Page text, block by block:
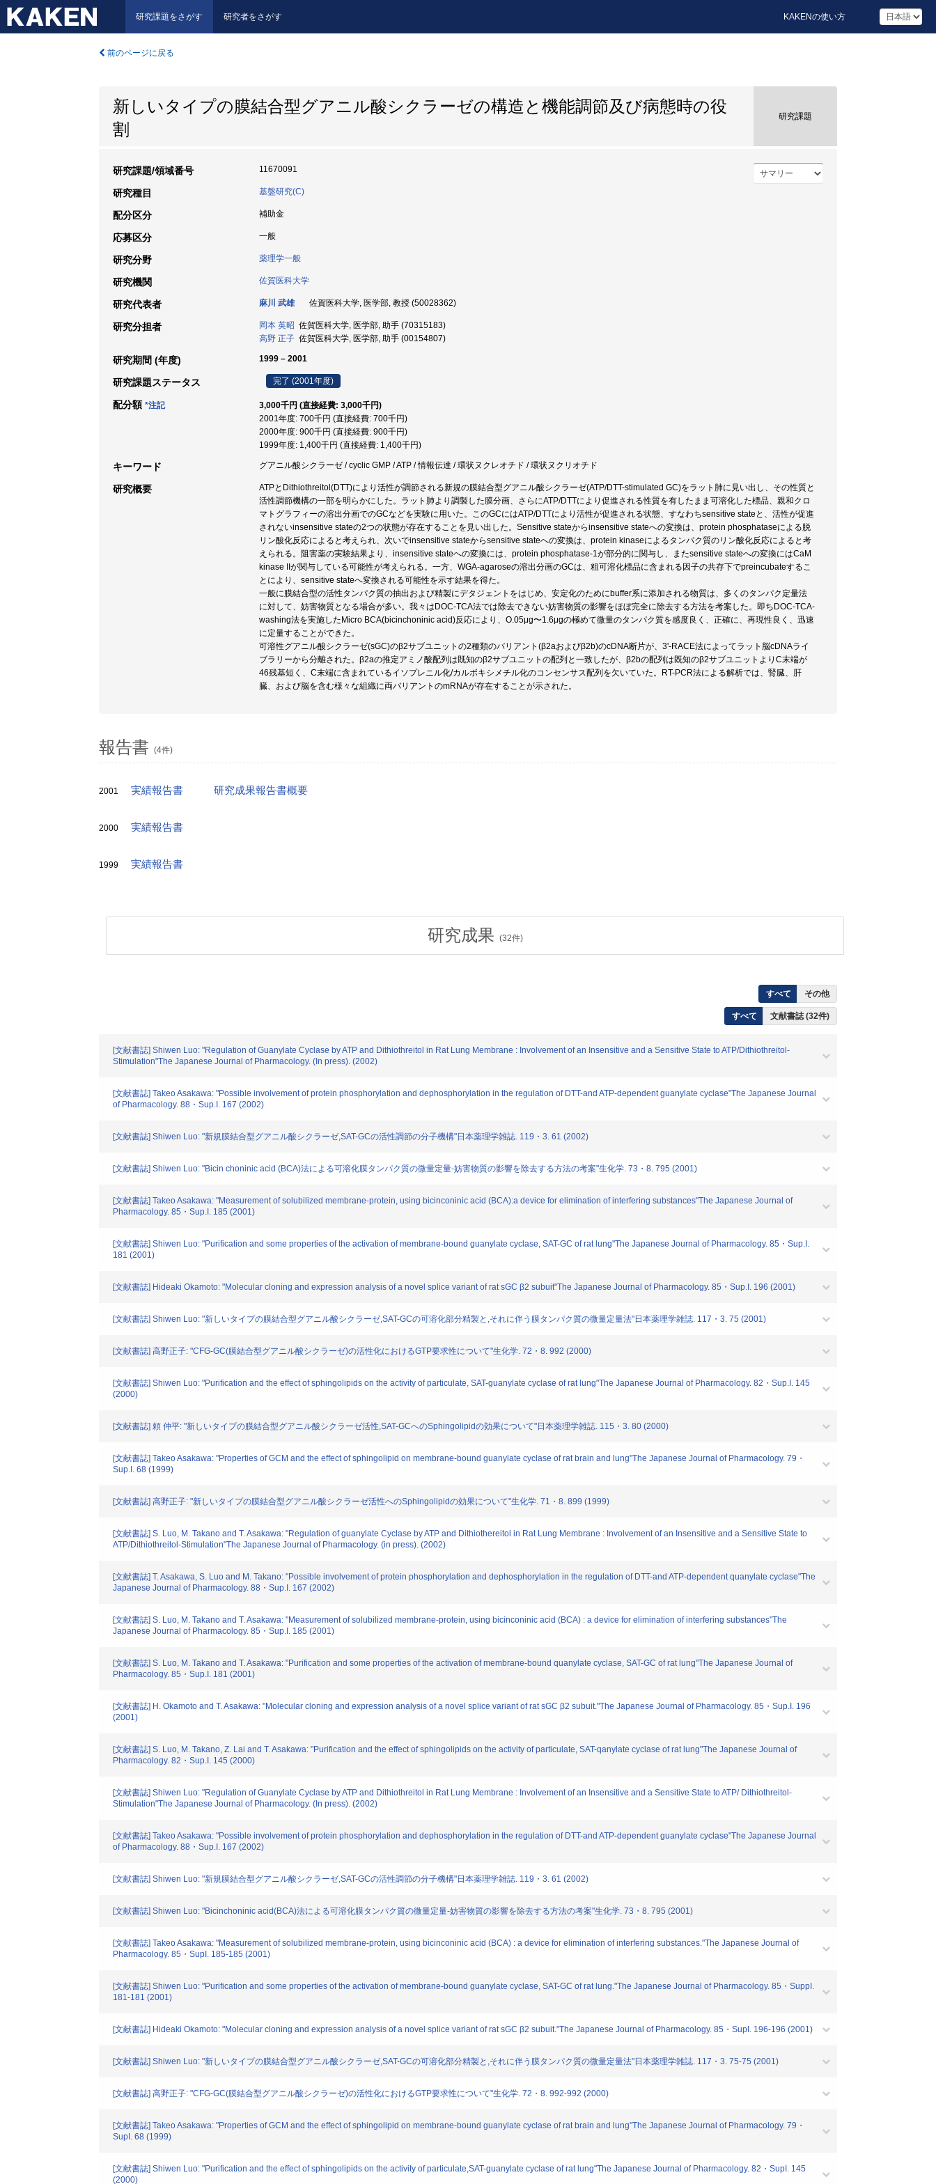
研究課題をさがす 研究者をさがす KAKENの使い方
前のページに戻る
新しいタイプの膜結合型グアニル酸シクラーゼの構造と機能調節及び病態時の役
割
研究課題
研究課題/領域番号 11670091
研究種目 基盤研究(C)
配分区分 補助金
応募区分 一般
研究分野 薬理学一般
研究機関 佐賀医科大学
研究代表者 麻川 武雄 佐賀医科大学, 医学部, 教授 (50028362)
研究分担者 岡本 英昭 佐賀医科大学, 医学部, 助手 (70315183)
高野 正子 佐賀医科大学, 医学部, 助手 (00154807)
研究期間 (年度) 1999 – 2001
研究課題ステータス 完了 (2001年度)
配分額 *注記
3,000千円 (直接経費: 3,000千円)
2001年度: 700千円 (直接経費: 700千円)
2000年度: 900千円 (直接経費: 900千円)
1999年度: 1,400千円 (直接経費: 1,400千円)
キーワード グアニル酸シクラーゼ / cyclic GMP / ATP / 情報伝達 / 環状ヌクレオチド / 環状ヌクリオチド
研究概要
ATPとDithiothreitol(DTT)により活性が調節される新規の膜結合型グアニル酸シクラーゼ(ATP/DTT-stimulated GC)をラット肺に見い出し、その性質と
活性調節機構の一部を明らかにした。ラット肺より調製した膜分画、さらにATP/DTTにより促進される性質を有したまま可溶化した標品、親和クロ
マトグラフィーの溶出分画でのGCなどを実験に用いた。このGCにはATP/DTTにより活性が促進される状態、すなわちsensitive stateと、活性が促進
されないinsensitive stateの2つの状態が存在することを見い出した。Sensitive stateからinsensitive stateへの変換は、protein phosphataseによる脱
リン酸化反応によると考えられ、次いでinsensitive stateからsensitive stateへの変換は、protein kinaseによるタンパク質のリン酸化反応によると考
えられる。阻害薬の実験結果より、insensitive stateへの変換には、protein phosphatase-1が部分的に関与し、またsensitive stateへの変換にはCaM
kinase IIが関与している可能性が考えられる。一方、WGA-agaroseの溶出分画のGCは、粗可溶化標品に含まれる因子の共存下でpreincubateするこ
とにより、sensitive stateへ変換される可能性を示す結果を得た。
一般に膜結合型の活性タンパク質の抽出および精製にデタジェントをはじめ、安定化のためにbuffer系に添加される物質は、多くのタンパク定量法
に対して、妨害物質となる場合が多い。我々はDOC-TCA法では除去できない妨害物質の影響をほぼ完全に除去する方法を考案した。即ちDOC-TCA-
washing法を実施したMicro BCA(bicinchoninic acid)反応により、O.05μg〜1.6μgの極めて微量のタンパク質を感度良く、正確に、再現性良く、迅速
に定量することができた。
可溶性グアニル酸シクラーゼ(sGC)のβ2サブユニットの2種類のバリアント(β2aおよびβ2b)のcDNA断片が、3'-RACE法によってラット脳cDNAライ
ブラリーから分離された。β2aの推定アミノ酸配列は既知のβ2サブユニットの配列と一致したが、β2bの配列は既知のβ2サブユニットよりC末端が
46残基短く、C末端に含まれているイソプレニル化/カルボキシメチル化のコンセンサス配列を欠いていた。RT-PCR法による解析では、腎臓、肝
臓、および脳を含む様々な組織に両バリアントのmRNAが存在することが示された。
報告書 (4件)
2001 実績報告書 研究成果報告書概要
2000 実績報告書
1999 実績報告書
研究成果 (32件)
すべて その他
すべて 文献書誌 (32件)
[文献書誌] Shiwen Luo: "Regulation of Guanylate Cyclase by ATP and Dithiothreitol in Rat Lung Membrane : Involvement of an Insensitive and a Sensitive State to ATP/Dithiothreitol-
Stimulation"The Japanese Journal of Pharmacology. (In press). (2002)
[文献書誌] Takeo Asakawa: "Possible involvement of protein phosphorylation and dephosphorylation in the regulation of DTT-and ATP-dependent guanylate cyclase"The Japanese Journal
of Pharmacology. 88・Sup.I. 167 (2002)
[文献書誌] Shiwen Luo: "新規膜結合型グアニル酸シクラーゼ,SAT-GCの活性調節の分子機構"日本薬理学雑誌. 119・3. 61 (2002)
[文献書誌] Shiwen Luo: "Bicin choninic acid (BCA)法による可溶化膜タンパク質の微量定量-妨害物質の影響を除去する方法の考案"生化学. 73・8. 795 (2001)
[文献書誌] Takeo Asakawa: "Measurement of solubilized membrane-protein, using bicinconinic acid (BCA):a device for elimination of interfering substances"The Japanese Journal of
Pharmacology. 85・Sup.I. 185 (2001)
[文献書誌] Shiwen Luo: "Purification and some properties of the activation of membrane-bound guanylate cyclase, SAT-GC of rat lung"The Japanese Journal of Pharmacology. 85・Sup.I.
181 (2001)
[文献書誌] Hideaki Okamoto: "Molecular cloning and expression analysis of a novel splice variant of rat sGC β2 subuit"The Japanese Journal of Pharmacology. 85・Sup.I. 196 (2001)
[文献書誌] Shiwen Luo: "新しいタイプの膜結合型グアニル酸シクラーゼ,SAT-GCの可溶化部分精製と,それに伴う膜タンパク質の微量定量法"日本薬理学雑誌. 117・3. 75 (2001)
[文献書誌] 高野正子: "CFG-GC(膜結合型グアニル酸シクラーゼ)の活性化におけるGTP要求性について"生化学. 72・8. 992 (2000)
[文献書誌] Shiwen Luo: "Purification and the effect of sphingolipids on the activity of particulate, SAT-guanylate cyclase of rat lung"The Japanese Journal of Pharmacology. 82・Sup.I. 145
(2000)
[文献書誌] 頼 仲平: "新しいタイプの膜結合型グアニル酸シクラーゼ活性,SAT-GCへのSphingolipidの効果について"日本薬理学雑誌. 115・3. 80 (2000)
[文献書誌] Takeo Asakawa: "Properties of GCM and the effect of sphingolipid on membrane-bound guanylate cyclase of rat brain and lung"The Japanese Journal of Pharmacology. 79・
Sup.I. 68 (1999)
[文献書誌] 高野正子: "新しいタイプの膜結合型グアニル酸シクラーゼ活性へのSphingolipidの効果について"生化学. 71・8. 899 (1999)
[文献書誌] S. Luo, M. Takano and T. Asakawa: "Regulation of guanylate Cyclase by ATP and Dithiothereitol in Rat Lung Membrane : Involvement of an Insensitive and a Sensitive State to
ATP/Dithiothreitol-Stimulation"The Japanese Journal of Pharmacology. (in press). (2002)
[文献書誌] T. Asakawa, S. Luo and M. Takano: "Possible involvement of protein phosphorylation and dephosphorylation in the regulation of DTT-and ATP-dependent quanylate cyclase"The
Japanese Journal of Pharmacology. 88・Sup.I. 167 (2002)
[文献書誌] S. Luo, M. Takano and T. Asakawa: "Measurement of solubilized membrane-protein, using bicinconinic acid (BCA) : a device for elimination of interfering substances"The
Japanese Journal of Pharmacology. 85・Sup.I. 185 (2001)
[文献書誌] S. Luo, M. Takano and T. Asakawa: "Purification and some properties of the activation of membrane-bound quanylate cyclase, SAT-GC of rat lung"The Japanese Journal of
Pharmacology. 85・Sup.I. 181 (2001)
[文献書誌] H. Okamoto and T. Asakawa: "Molecular cloning and expression analysis of a novel splice variant of rat sGC β2 subuit."The Japanese Journal of Pharmacology. 85・Sup.I. 196
(2001)
[文献書誌] S. Luo, M. Takano, Z. Lai and T. Asakawa: "Purification and the effect of sphingolipids on the activity of particulate, SAT-qanylate cyclase of rat lung"The Japanese Journal of
Pharmacology. 82・Sup.I. 145 (2000)
[文献書誌] Shiwen Luo: "Regulation of Guanylate Cyclase by ATP and Dithiothreitol in Rat Lung Membrane : Involvement of an Insensitive and a Sensitive State to ATP/ Dithiothreitol-
Stimulation"The Japanese Journal of Pharmacology. (In press). (2002)
[文献書誌] Takeo Asakawa: "Possible involvement of protein phosphorylation and dephosphorylation in the regulation of DTT-and ATP-dependent guanylate cyclase"The Japanese Journal
of Pharmacology. 88・Sup.I. 167 (2002)
[文献書誌] Shiwen Luo: "新規膜結合型グアニル酸シクラーゼ,SAT-GCの活性調節の分子機構"日本薬理学雑誌. 119・3. 61 (2002)
[文献書誌] Shiwen Luo: "Bicinchoninic acid(BCA)法による可溶化膜タンパク質の微量定量-妨害物質の影響を除去する方法の考案"生化学. 73・8. 795 (2001)
[文献書誌] Takeo Asakawa: "Measurement of solubilized membrane-protein, using bicinconinic acid (BCA) : a device for elimination of interfering substances."The Japanese Journal of
Pharmacology. 85・SupI. 185-185 (2001)
[文献書誌] Shiwen Luo: "Purification and some properties of the activation of membrane-bound guanylate cyclase, SAT-GC of rat lung."The Japanese Journal of Pharmacology. 85・SuppI.
181-181 (2001)
[文献書誌] Hideaki Okamoto: "Molecular cloning and expression analysis of a novel splice variant of rat sGC β2 subuit."The Japanese Journal of Pharmacology. 85・SupI. 196-196 (2001)
[文献書誌] Shiwen Luo: "新しいタイプの膜結合型グアニル酸シクラーゼ,SAT-GCの可溶化部分精製と,それに伴う膜タンパク質の微量定量法"日本薬理学雑誌. 117・3. 75-75 (2001)
[文献書誌] 高野正子: "CFG-GC(膜結合型グアニル酸シクラーゼ)の活性化におけるGTP要求性について"生化学. 72・8. 992-992 (2000)
[文献書誌] Takeo Asakawa: "Properties of GCM and the effect of sphingolipid on membrane-bound guanylate cyclase of rat brain and lung"The Japanese Journal of Pharmacology. 79・
SupI. 68 (1999)
[文献書誌] Shiwen Luo: "Purification and the effect of sphingolipids on the activity of particulate,SAT-guanylate cyclase of rat lung"The Japanese Journal of Pharmacology. 82・SupI. 145
(2000)